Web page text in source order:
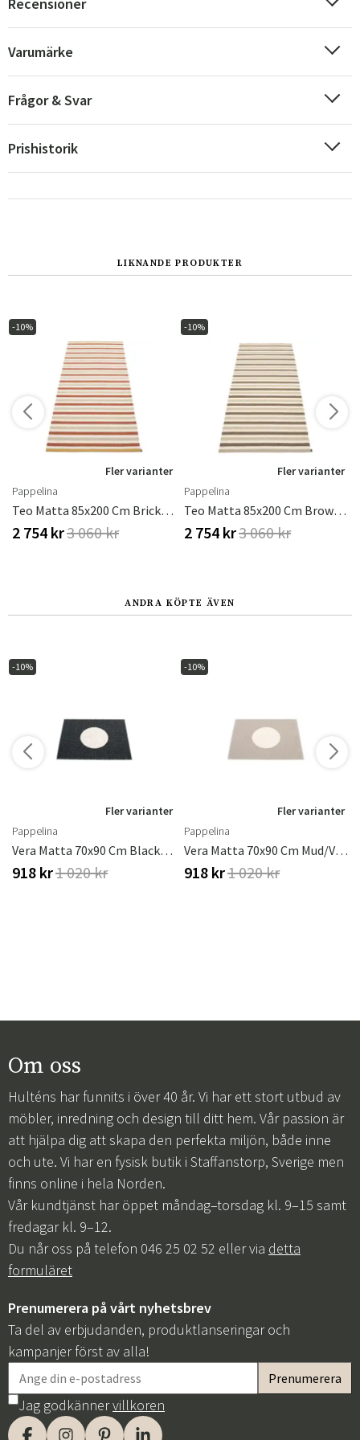
Norge
Suomi
Varumärke
Frågor & Svar
Prishistorik
LIKNANDE PRODUKTER
-10%
Fler varianter
Pappelina
Teo Matta 85x200 Cm Brick/Beige/Vanilla
2 754 kr3 060 kr
-10%
Fler varianter
Pappelina
Teo Matta 85x200 Cm Brown/Beige/Vanilla
2 754 kr3 060 kr
ANDRA KÖPTE ÄVEN
-10%
Fler varianter
Pappelina
Vera Matta 70x90 Cm Black/vanilla
918 kr1 020 kr
-10%
Fler varianter
Pappelina
Vera Matta 70x90 Cm Mud/vanilla
918 kr1 020 kr
Om oss
Hulténs har funnits i över 40 år. Vi har ett stort utbud av
möbler, inredning och design till ditt hem. Vår passion är
att hjälpa dig att skapa den perfekta miljön, både inne
och ute. Vi har en fysisk butik i Staffanstorp, Sverige men
finns online i hela Norden.
Vår kundtjänst har öppet måndag–torsdag kl. 9–15 samt
fredagar kl. 9–12.
Du når oss på telefon 046 25 02 52 eller via detta
formuläret
Prenumerera på vårt nyhetsbrev
Ta del av erbjudanden, produktlanseringar och
kampanjer först av alla!
Jag godkännervillkoren